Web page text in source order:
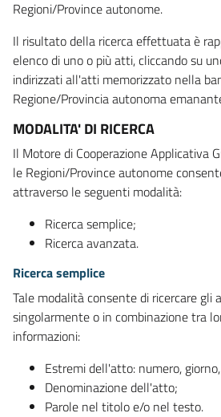
Regioni/Province autonome.
Il risultato della ricerca effettuata è
elenco di uno o più atti, cliccando su
indirizzati all'atti memorizzato nella
Regione/Provincia autonoma
MODALITA' DI RICERCA
Il Motore di Cooperazione Applicativa
le Regioni/Province autonome
attraverso le seguenti modalità:
Ricerca semplice;
Ricerca avanzata.
Ricerca semplice
Tale modalità consente di ricercare gli
singolarmente o in combinazione tra
informazioni:
Estremi dell'atto: numero,
Denominazione dell'atto;
Parole nel titolo e/o nel testo.